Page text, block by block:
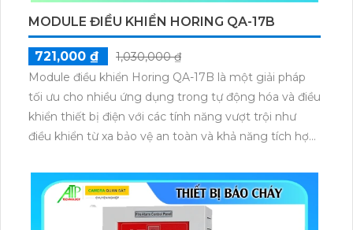
MODULE ĐIỀU KHIỂN HORING QA-17B
721,000 ₫
1,030,000 ₫
Module điều khiển Horing QA-17B là một giải pháp
tối ưu cho nhiều ứng dụng trong tự động hóa và điều
khiển thiết bị điện với các tính năng vượt trội như
điều khiển từ xa bảo vệ an toàn và khả năng tích hợp
kiệm chi phí nâng cao hiệu suất và độ chính xác
trong công việc.